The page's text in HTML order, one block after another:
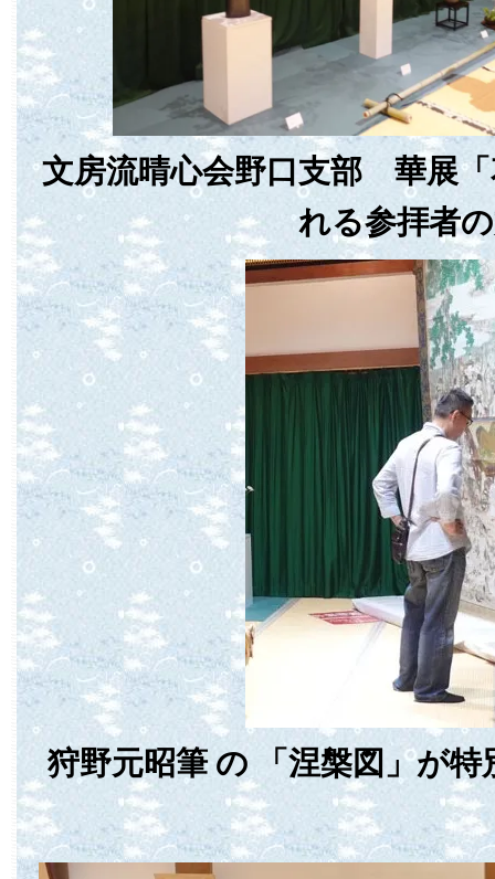
文房流晴心会野口支部 華展
れる参拝者
狩野元昭筆 の 「涅槃図」が